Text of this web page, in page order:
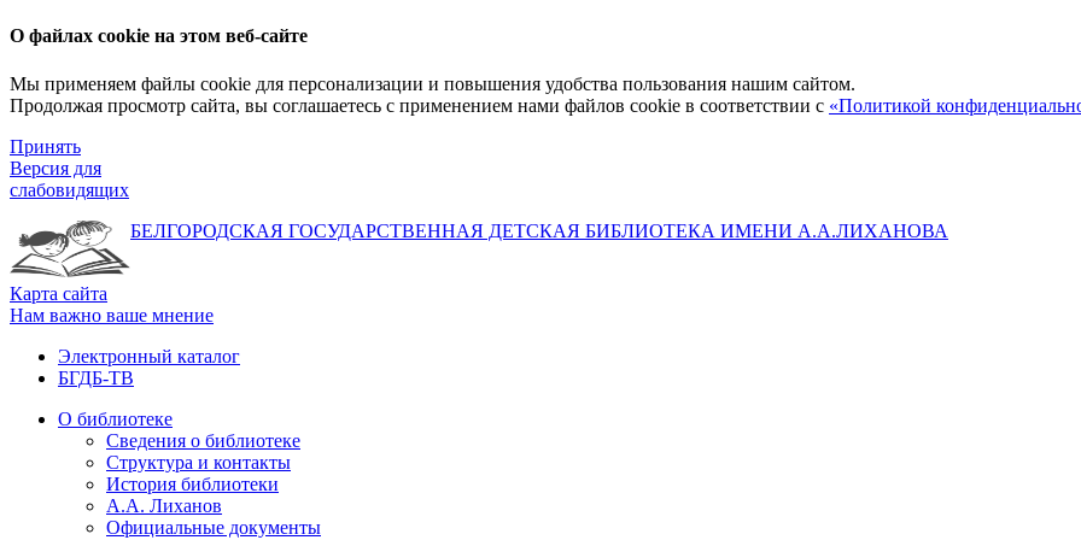
О файлах cookie на этом веб-сайте
Мы применяем файлы cookie для персонализации и повышения удобства пользования нашим сайтом.
Продолжая просмотр сайта, вы соглашаетесь с применением нами файлов cookie в соответствии с «Политикой
Принять
Версия для
слабовидящих
БЕЛГОРОДСКАЯ ГОСУДАРСТВЕННАЯ ДЕТСКАЯ БИБЛИОТЕКА ИМЕНИ А.А.ЛИХАНОВА
Карта сайта
Нам важно ваше мнение
Электронный каталог
БГДБ-ТВ
О библиотеке
Сведения о библиотеке
Структура и контакты
История библиотеки
А.А. Лиханов
Официальные документы